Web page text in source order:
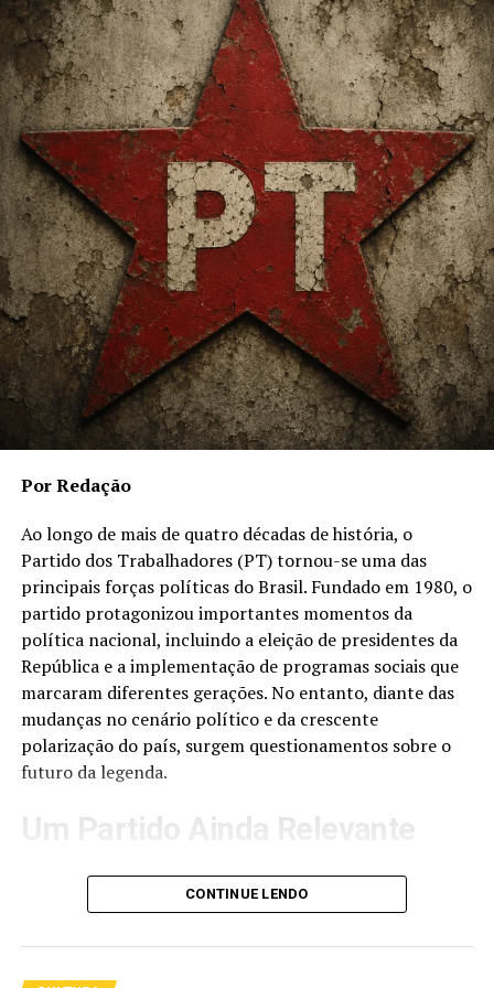
as lojas. E para as mamães que são apaixonadas pelo
mundo azul e rosa, a empresária fez questão de criar
dois espaços personalizados e temáticos, com peças
exclusivas para meninas e meninos.
Acompanhe a CEO em suas redes sociais e confira as
https://www.instagram.com/flaviadoatacadaodobb
Por Redação
Ao longo de mais de quatro décadas de história, o
Partido dos Trabalhadores (PT) tornou-se uma das
principais forças políticas do Brasil. Fundado em 1980, o
partido protagonizou importantes momentos da
política nacional, incluindo a eleição de presidentes da
República e a implementação de programas sociais que
marcaram diferentes gerações. No entanto, diante das
mudanças no cenário político e da crescente
polarização do país, surgem questionamentos sobre o
futuro da legenda.
Um Partido Ainda Relevante
Apesar das críticas e desafios enfrentados nos últimos
anos, o PT continua sendo uma das maiores
presença nacional, possui representantes no Congresso
Nacional, governos estaduais, prefeituras e uma base
CONTINUE LENDO